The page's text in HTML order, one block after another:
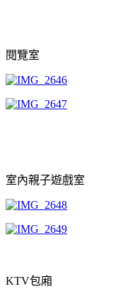
閱覽室
室內親子遊戲室
KTV包廂